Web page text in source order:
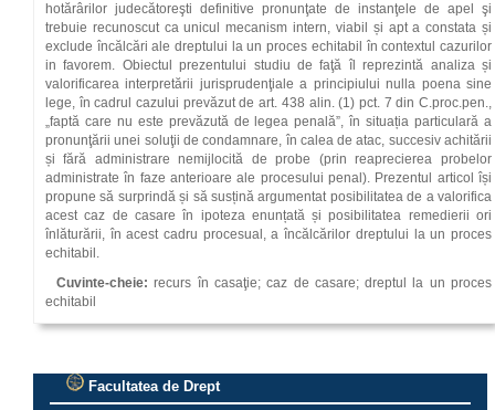
hotărârilor judecătoreşti definitive pronunţate de instanţele de apel şi
trebuie recunoscut ca unicul mecanism intern, viabil și apt a constata și
exclude încălcări ale dreptului la un proces echitabil în contextul cazurilor
in favorem. Obiectul prezentului studiu de faţă îl reprezintă analiza și
valorificarea interpretării jurisprudenţiale a principiului nulla poena sine
lege, în cadrul cazului prevăzut de art. 438 alin. (1) pct. 7 din C.proc.pen.,
„faptă care nu este prevăzută de legea penală”, în situația particulară a
pronunţării unei soluţii de condamnare, în calea de atac, succesiv achitării
și fără administrare nemijlocită de probe (prin reaprecierea probelor
administrate în faze anterioare ale procesului penal). Prezentul articol își
propune să surprindă și să susțină argumentat posibilitatea de a valorifica
acest caz de casare în ipoteza enunțată și posibilitatea remedierii ori
înlăturării, în acest cadru procesual, a încălcărilor dreptului la un proces
echitabil.
Cuvinte-cheie:recurs în casaţie; caz de casare; dreptul la un proces
echitabil
Facultatea de Drept